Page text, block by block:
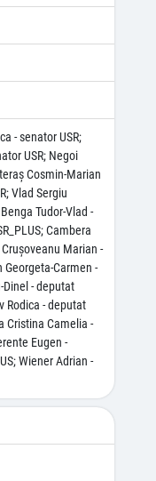
- senator USR;
USR; Negoi
Cosmin-Marian
Vlad Sergiu
Tudor-Vlad -
Cambera
Marian -
Georgeta-Carmen -
Dinel - deputat
Rodica - deputat
Cristina Camelia -
Eugen -
Wiener Adrian -